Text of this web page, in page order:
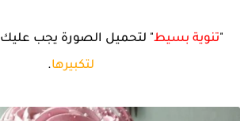
"تنوية بسيط" لتحميل الصورة يجب عليك
لتكبيرها.